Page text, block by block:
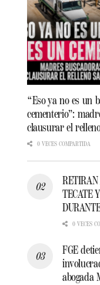
“Eso ya no es un
cementerio”:
clausurar el
0 VECES COMPARTIDA
TECATE
0 VECES
FGE
abogada